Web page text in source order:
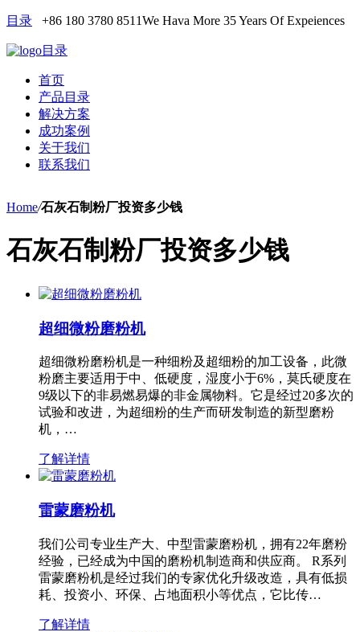
目录 +86 180 3780 8511We Hava More 35 Years Of Expeiences
目录
首页
产品目录
解决方案
成功案例
关于我们
联系我们
Home/石灰石制粉厂投资多少钱
石灰石制粉厂投资多少钱
超细微粉磨粉机
超细微粉磨粉机是一种细粉及超细粉的加工设备，此微
粉磨主要适用于中、低硬度，湿度小于6%，莫氏硬度在
9级以下的非易燃易爆的非金属物料。它是经过20多次的
试验和改进，为超细粉的生产而研发制造的新型磨粉
机，…
了解详情
雷蒙磨粉机
我们公司专业生产大、中型雷蒙磨粉机，拥有22年磨粉
经验，已经成为中国的磨粉机制造商和供应商。 R系列
雷蒙磨粉机是经过我们的专家优化升级改造，具有低损
耗、投资小、环保、占地面积小等优点，它比传…
了解详情